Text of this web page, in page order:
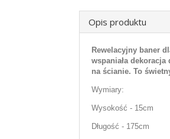
Opis produktu
Rewelacyjny baner
wspaniała
na ścianie. To
Wymiary:
Wysokość - 15cm
Długość - 175cm